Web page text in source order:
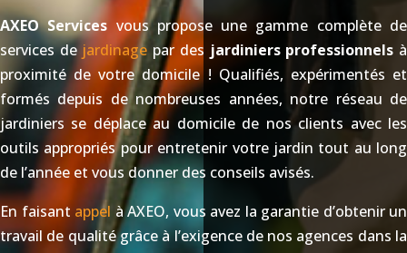
AXEO Services vous propose une gamme complète de
services de jardinage par des jardiniers professionnels à
proximité de votre domicile ! Qualifiés, expérimentés et
formés depuis de nombreuses années, notre réseau de
jardiniers se déplace au domicile de nos clients avec les
outils appropriés pour entretenir votre jardin tout au long
de l’année et vous donner des conseils avisés.
En faisant appel à AXEO, vous avez la garantie d’obtenir un
travail de qualité grâce à l’exigence de nos agences dans la